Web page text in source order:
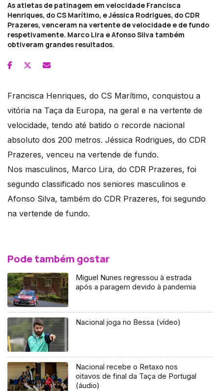
As atletas de patinagem em velocidade Francisca
Henriques, do CS Marítimo, e Jéssica Rodrigues, do CDR
Prazeres, venceram na vertente de velocidade e de fundo
respetivamente. Marco Lira e Afonso Silva também
obtiveram grandes resultados.
Francisca Henriques, do CS Marítimo, conquistou a
vitória na Taça da Europa, na geral e na vertente de
velocidade, tendo até batido o recorde nacional
absoluto dos 200 metros. Jéssica Rodrigues, do CDR
Prazeres, venceu na vertende de fundo.
Nos masculinos, Marco Lira, do CDR Prazeres, foi
segundo classificado nos seniores masculinos e
Afonso Silva, também do CDR Prazeres, foi segundo
na vertende de fundo.
Pode também gostar
Miguel Nunes regressou à estrada
após a paragem devido à pandemia
Nacional joga no Bessa (vídeo)
Nacional recebe o Retaxo nos
oitavos de final da Taça de Portugal
(áudio)